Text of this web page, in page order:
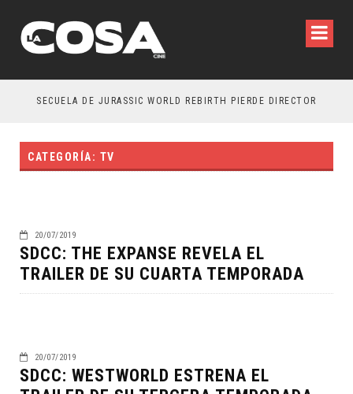
SECUELA DE JURASSIC WORLD REBIRTH PIERDE DIRECTOR
CATEGORÍA: TV
20/07/2019
SDCC: THE EXPANSE REVELA EL
TRAILER DE SU CUARTA TEMPORADA
20/07/2019
SDCC: WESTWORLD ESTRENA EL